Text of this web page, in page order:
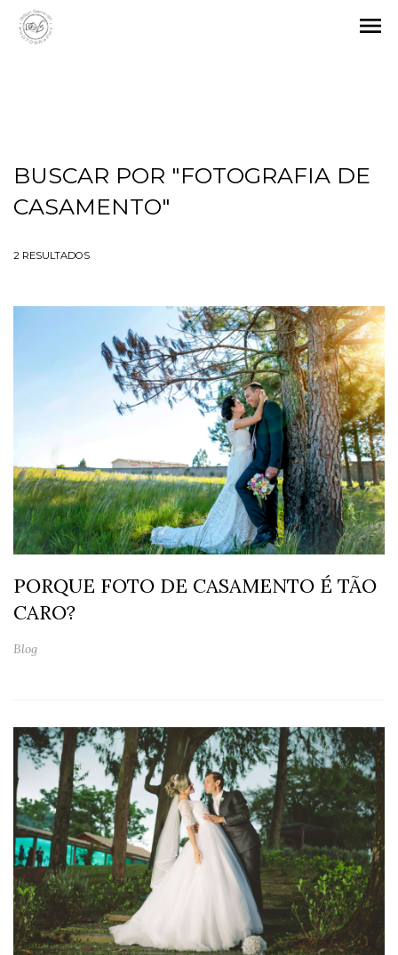
menu
BUSCAR POR "FOTOGRAFIA DE
CASAMENTO"
2 RESULTADOS
PORQUE FOTO DE CASAMENTO É TÃO
CARO?
Blog